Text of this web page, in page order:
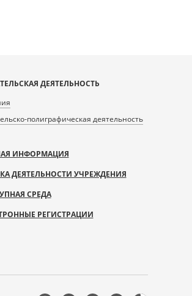
ДЕЯТЕЛЬНОСТЬ
полиграфическая деятельность
ИНФОРМАЦИЯ
ДЕЯТЕЛЬНОСТИ УЧРЕЖДЕНИЯ
СРЕДА
РЕГИСТРАЦИИ